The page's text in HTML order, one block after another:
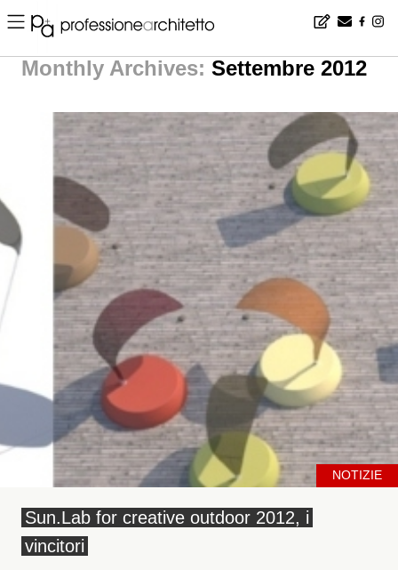
Home ▪ YeA ▪ Settembre | 2012 | yea p+A
Monthly Archives: Settembre 2012
NOTIZIE
Sun.Lab for creative outdoor 2012, i
vincitori